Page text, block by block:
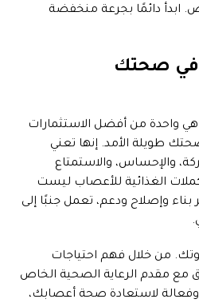
ابدأ دائمًا بجرعة منخفضة
في صحتك
هي واحدة من أفضل الاستثمارات
طويلة الأمد. إنها تعني
والإحساس، والاستمتاع
الغذائية للأعصاب ليست
وإصلاح ودعم، تعمل جنبًا إلى
من خلال فهم احتياجات
مقدم الرعاية الصحية الخاص
لاستعادة صحة أعصابك،